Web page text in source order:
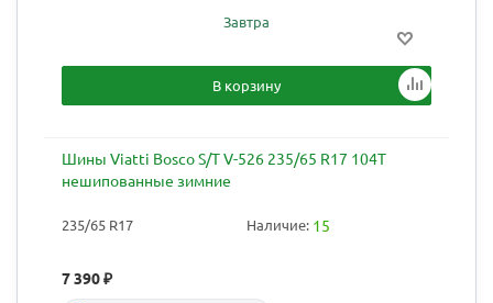
Завтра
В корзину
Шины Viatti Bosco S/T V-526 235/65 R17 104T
нешипованные зимние
235/65 R17 Наличие: 15
7 390₽